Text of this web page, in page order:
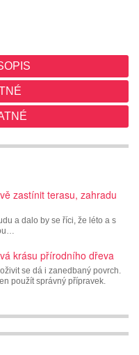
zastínit terasu, zahradu
a dalo by se říci, že léto a s
krásu přírodního dřeva
se dá i zanedbaný povrch.
použít správný přípravek.